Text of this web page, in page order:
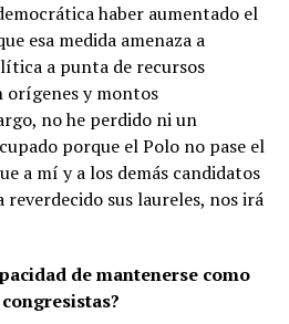
haber aumentado el
esa medida amenaza a
a punta de recursos
orígenes y montos
no he perdido ni un
porque el Polo no pase el
a mí y a los demás candidatos
sus laureles, nos irá
de mantenerse como